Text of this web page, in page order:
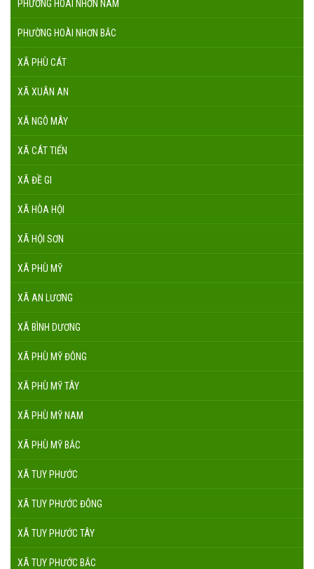
PHƯỜNG HOÀI NHƠN NAM
PHƯỜNG HOÀI NHƠN BẮC
XÃ PHÙ CÁT
XÃ XUÂN AN
XÃ NGÔ MÂY
XÃ CÁT TIẾN
XÃ ĐỀ GI
XÃ HÒA HỘI
XÃ HỘI SƠN
XÃ PHÙ MỸ
XÃ AN LƯƠNG
XÃ BÌNH DƯƠNG
XÃ PHÙ MỸ ĐÔNG
XÃ PHÙ MỸ TÂY
XÃ PHÙ MỸ NAM
XÃ PHÙ MỸ BẮC
XÃ TUY PHƯỚC
XÃ TUY PHƯỚC ĐÔNG
XÃ TUY PHƯỚC TÂY
XÃ TUY PHƯỚC BẮC